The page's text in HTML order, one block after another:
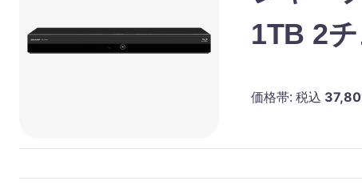
1TB 2
価格帯: 税込